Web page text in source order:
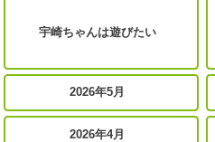
宇崎ちゃんは遊びたい
2026年5月
2026年4月